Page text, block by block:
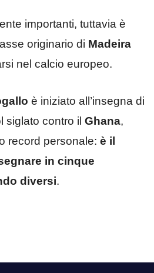
importanti, tuttavia è
originario di Madeira
nel calcio europeo.
è iniziato all’insegna di
siglato contro il Ghana,
record personale: è il
in cinque
diversi.